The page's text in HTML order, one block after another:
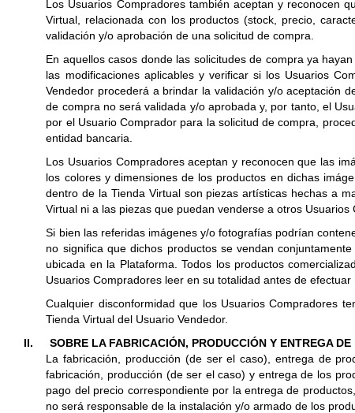
Los Usuarios Compradores también aceptan y reconocen
Virtual, relacionada con los productos (stock, precio,
validación y/o aprobación de una solicitud de compra.
En aquellos casos donde las solicitudes de compra ya
las modificaciones aplicables y verificar si los Usuarios
Vendedor procederá a brindar la validación y/o aceptación
de compra no será validada y/o aprobada y, por tanto, el
por el Usuario Comprador para la solicitud de compra,
entidad bancaria.
Los Usuarios Compradores aceptan y reconocen que las
los colores y dimensiones de los productos en dichas
dentro de la Tienda Virtual son piezas artísticas hechas a
Virtual ni a las piezas que puedan venderse a otros Usuarios
Si bien las referidas imágenes y/o fotografías podrían
no significa que dichos productos se vendan
ubicada en la Plataforma. Todos los productos
Usuarios Compradores leer en su totalidad antes de
Cualquier disconformidad que los Usuarios Compradores
Tienda Virtual del Usuario Vendedor.
II.
SOBRE LA FABRICACIÓN, PRODUCCIÓN Y ENTREGA
La fabricación, producción (de ser el caso), entrega de
fabricación, producción (de ser el caso) y entrega de los
pago del precio correspondiente por la entrega de
no será responsable de la instalación y/o armado de los